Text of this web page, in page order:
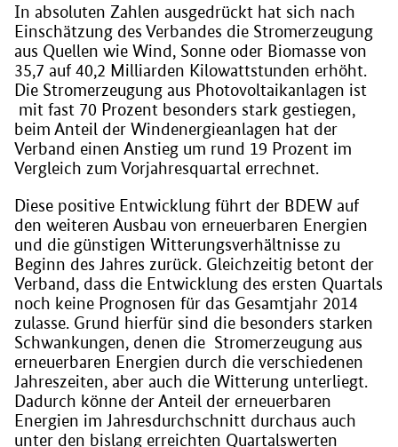
In absoluten Zahlen ausgedrückt hat sich nach
Einschätzung des Verbandes die Stromerzeugung
aus Quellen wie Wind, Sonne oder Biomasse von
35,7 auf 40,2 Milliarden Kilowattstunden erhöht.
Die Stromerzeugung aus Photovoltaikanlagen ist
mit fast 70 Prozent besonders stark gestiegen,
beim Anteil der Windenergieanlagen hat der
Verband einen Anstieg um rund 19 Prozent im
Vergleich zum Vorjahresquartal errechnet.
Diese positive Entwicklung führt der BDEW auf
den weiteren Ausbau von erneuerbaren Energien
und die günstigen Witterungsverhältnisse zu
Beginn des Jahres zurück. Gleichzeitig betont der
Verband, dass die Entwicklung des ersten Quartals
noch keine Prognosen für das Gesamtjahr 2014
zulasse. Grund hierfür sind die besonders starken
Schwankungen, denen die Stromerzeugung aus
erneuerbaren Energien durch die verschiedenen
Jahreszeiten, aber auch die Witterung unterliegt.
Dadurch könne der Anteil der erneuerbaren
Energien im Jahresdurchschnitt durchaus auch
unter den bislang erreichten Quartalswerten